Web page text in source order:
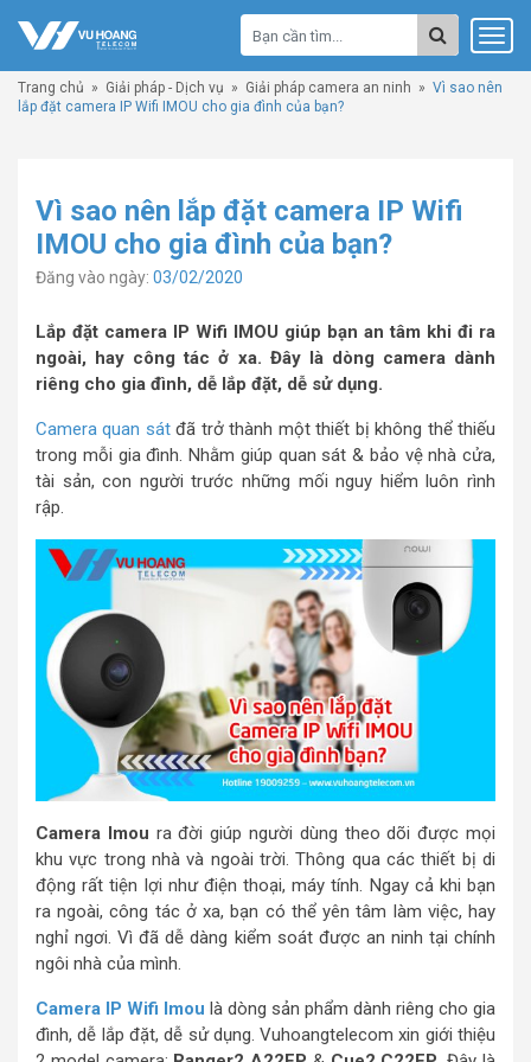
Trang chủ » Giải pháp - Dịch vụ » Giải pháp camera an ninh » Vì sao nên
lắp đặt camera IP Wifi IMOU cho gia đình của bạn?
Vì sao nên lắp đặt camera IP Wifi
IMOU cho gia đình của bạn?
Đăng vào ngày: 03/02/2020
Lắp đặt camera IP Wifi IMOU giúp bạn an tâm khi đi ra
ngoài, hay công tác ở xa. Đây là dòng camera dành
riêng cho gia đình, dễ lắp đặt, dễ sử dụng.
Camera quan sátđã trở thành một thiết bị không thể thiếu
trong mỗi gia đình. Nhằm giúp quan sát & bảo vệ nhà cửa,
tài sản, con người trước những mối nguy hiểm luôn rình
rập.
Camera Imou ra đời giúp người dùng theo dõi được mọi
khu vực trong nhà và ngoài trời. Thông qua các thiết bị di
động rất tiện lợi như điện thoại, máy tính. Ngay cả khi bạn
ra ngoài, công tác ở xa, bạn có thể yên tâm làm việc, hay
nghỉ ngơi. Vì đã dễ dàng kiểm soát được an ninh tại chính
ngôi nhà của mình.
Camera IP Wifi Imou là dòng sản phẩm dành riêng cho gia
đình, dễ lắp đặt, dễ sử dụng. Vuhoangtelecom xin giới thiệu